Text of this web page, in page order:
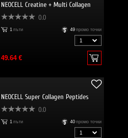
NEOCELL Creatine + Multi Collagen
0.0
1 пъти 49 промо точки
49.64 €
NEOCELL Super Collagen Peptides
0.0
1 пъти 40 промо точки